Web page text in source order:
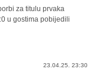
za titulu prvaka
u gostima pobijedili
23.04.25. 23:30